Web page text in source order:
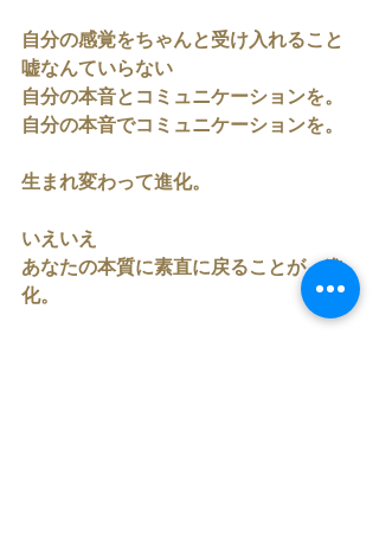
自分の感覚をちゃんと受け入れること
嘘なんていらない
自分の本音とコミュニケーションを。
自分の本音でコミュニケーションを。
生まれ変わって進化。
いえいえ
あなたの本質に素直に戻ることが、進
化。